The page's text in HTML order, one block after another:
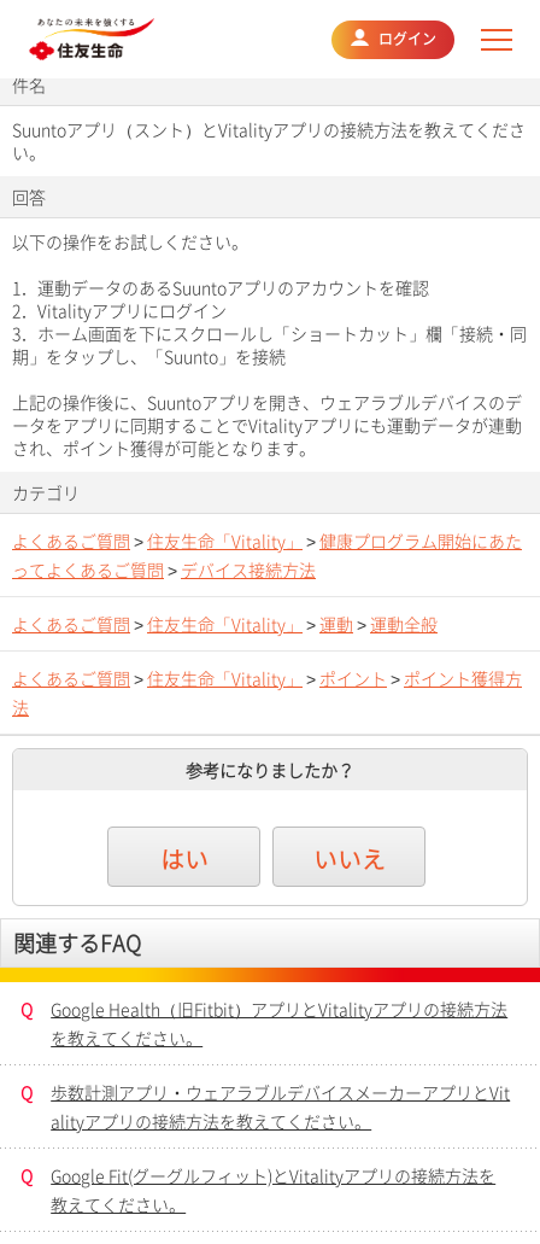
ログイン
よくあるご質問
件名
Suuntoアプリ（スント）とVitalityアプリの接続方法を教えてくださ
い。
回答
以下の操作をお試しください。
1．運動データのあるSuuntoアプリのアカウントを確認
2．Vitalityアプリにログイン
3．ホーム画面を下にスクロールし「ショートカット」欄「接続・同
期」をタップし、「Suunto」を接続
上記の操作後に、Suuntoアプリを開き、ウェアラブルデバイスのデ
ータをアプリに同期することでVitalityアプリにも運動データが連動
され、ポイント獲得が可能となります。
カテゴリ
よくあるご質問 >住友生命「Vitality」 >健康プログラム開始にあた
ってよくあるご質問 > デバイス接続方法
よくあるご質問 >住友生命「Vitality」 >運動 >運動全般
よくあるご質問 >住友生命「Vitality」 > ポイント > ポイント獲得方
法
参考になりましたか？
はい いいえ
関連するFAQ
Q
Google Health（旧Fitbit）アプリとVitalityアプリの接続方法
を教えてください。
Q
歩数計測アプリ・ウェアラブルデバイスメーカーアプリとVit
alityアプリの接続方法を教えてください。
Q
Google Fit(グーグルフィット)とVitalityアプリの接続方法を
教えてください。